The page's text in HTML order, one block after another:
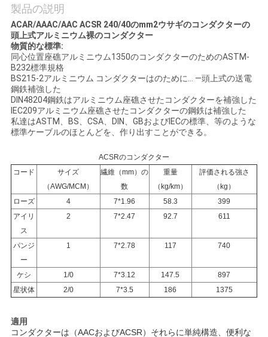
し
な
さ
い
ニ
ー
ス
引
用
を
要
製品の説明
ACAR/AAAC/AAC ACSR 240/40のmm2ウサギのコンダクターの
頭上式アルミニウム裸のコンダクター
物質的な標準:
同心位置座礁アルミニウム1350のコンダクターのためのASTM-
B232標準規格
BS215-2アルミニウム コンダクターはのために… —頭上式の送電
鋼鉄補強した
DIN48204鋼鉄はアルミニウム座礁させたコンダクターを補強した
IEC209アルミニウム座礁させたコンダクターの鋼鉄は補強した
私達はASTM、BS、CSA、DIN、GBおよびIECの標準、等のような
標準ケーブルのほとんどを、作り出すことができる。
ACSRのコンダクター
コード
サイズ
（AWG/MCM）
繊維（mm）の
数
重量
（kg/km）
評価される強さ
（kg）
ローズ
4 7*1.96 58.3
399
アイリ
ス
2 7*2.47 92.7 611
パンジ
ー
1 7*2.78 117 740
ケシ 1/0 7*3.12 147.5
897
星状体
2/0 7*3.5 186 1375
適用
コンダクターは（AACおよびACSR）それらに単純構造、便利な